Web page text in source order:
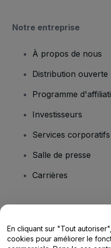
Notre entreprise
À propos de nous
Distribution ouverte
Programme
Investisseurs
Services corporatifs
Salle de presse
Carrières
Centre
En cliquant sur "Tout
cookies pour améliorer le